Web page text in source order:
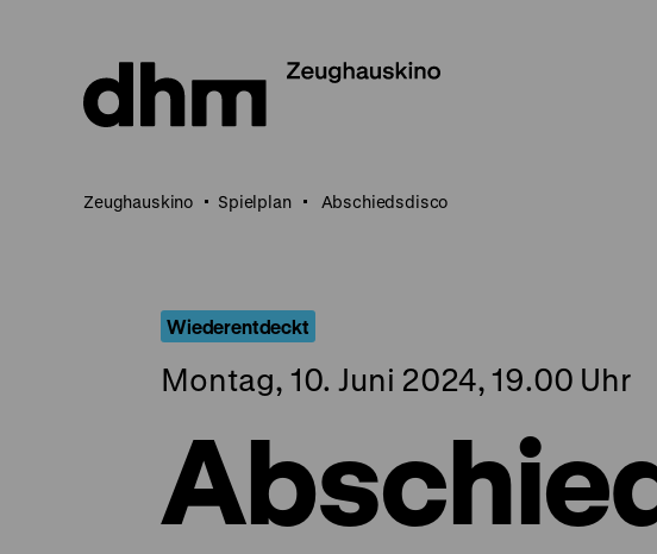
Seiteninhalt
springen
Zeughauskino Spielplan Abschiedsdisco
Wiederentdeckt
Montag, 10. Juni 2024, 19.00 Uhr